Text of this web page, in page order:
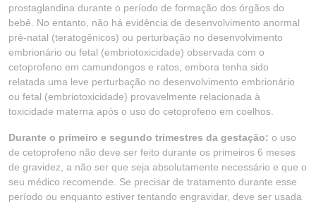
prostaglandina durante o período de formação dos órgãos do
bebê. No entanto, não há evidência de desenvolvimento anormal
pré-natal (teratogênicos) ou perturbação no desenvolvimento
embrionário ou fetal (embriotoxicidade) observada com o
cetoprofeno em camundongos e ratos, embora tenha sido
relatada uma leve perturbação no desenvolvimento embrionário
ou fetal (embriotoxicidade) provavelmente relacionada à
toxicidade materna após o uso do cetoprofeno em coelhos.
Durante o primeiro e segundo trimestres da gestação: o uso
de cetoprofeno não deve ser feito durante os primeiros 6 meses
de gravidez, a não ser que seja absolutamente necessário e que o
seu médico recomende. Se precisar de tratamento durante esse
período ou enquanto estiver tentando engravidar, deve ser usada